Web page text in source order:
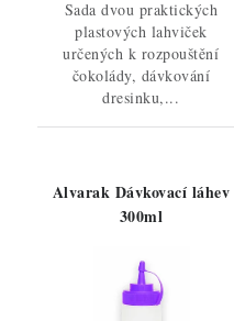
Sada dvou praktických
plastových lahviček
určených k rozpouštění
čokolády, dávkování
dresinku,...
Alvarak Dávkovací láhev
300ml